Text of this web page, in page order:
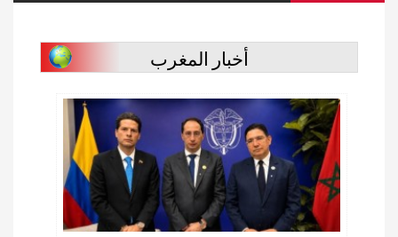
أخبار المغرب